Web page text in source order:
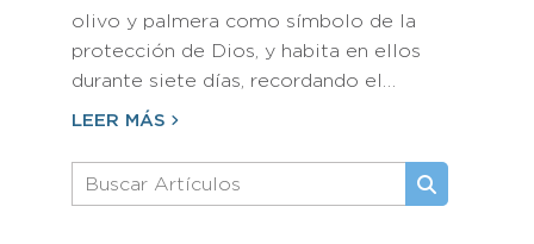
olivo y palmera como símbolo de la
protección de Dios, y habita en ellos
durante siete días, recordando el…
LEER MÁS